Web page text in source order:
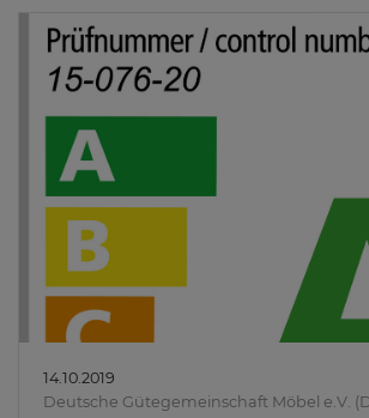
14.10.2019
Deutsche Gütegemeinschaft Möbel e.V.